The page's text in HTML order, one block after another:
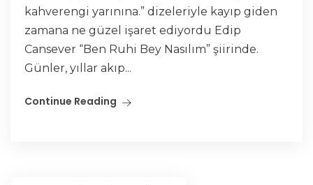
kahverengi yarınına.” dizeleriyle kayıp giden
zamana ne güzel işaret ediyordu Edip
Cansever “Ben Ruhi Bey Nasılım” şiirinde.
Günler, yıllar akıp...
Continue Reading